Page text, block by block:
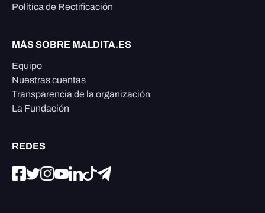
Política de Rectificación
MÁS SOBRE MALDITA.ES
Equipo
Nuestras cuentas
Transparencia de la organización
La Fundación
REDES